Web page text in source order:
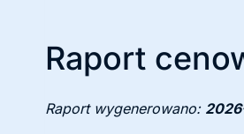
Raport
Raport wygenerowano: